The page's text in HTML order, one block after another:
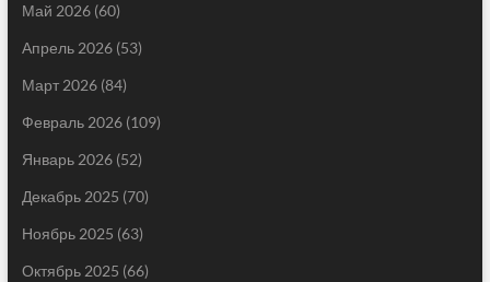
Май 2026(60)
Апрель 2026(53)
Март 2026(84)
Февраль 2026(109)
Январь 2026(52)
Декабрь 2025 (70)
Ноябрь 2025 (63)
Октябрь 2025 (66)